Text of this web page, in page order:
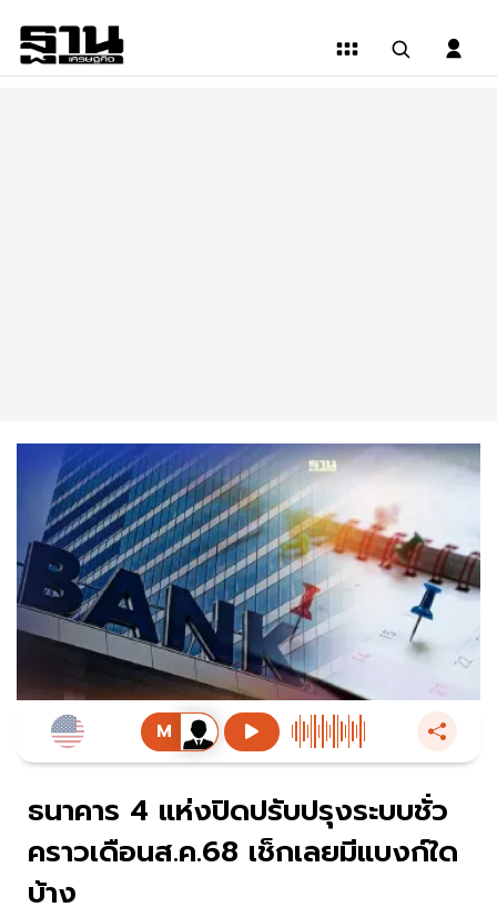
ธนาคาร 4 แห่งปิดปรับปรุงระบบชั่ว
คราวเดือนส.ค.68 เช็กเลยมีแบงก์ใด
บ้าง